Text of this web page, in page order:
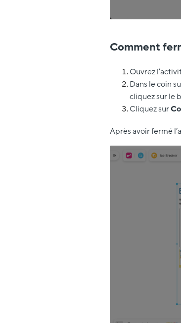
Comment
Ouvrez
Dans le coin
cliquez sur le
Cliquez sur
Après avoir fermé